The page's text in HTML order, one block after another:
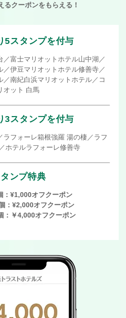
るクーポンをもらえる！
5スタンプを付与
／富士マリオットホテル山中湖／
／伊豆マリオットホテル修善寺／
／南紀白浜マリオットホテル／コ
オット 白馬
3スタンプを付与
ラフォーレ箱根強羅 湯の棲／ラフ
ホテルラフォーレ修善寺
ンプ特典
：¥1,000オフクーポン
：¥2,000オフクーポン
：￥4,000オフクーポン